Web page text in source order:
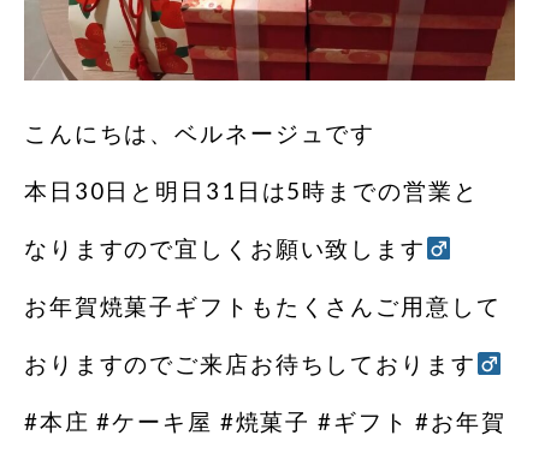
こんにちは、ベルネージュです
本日30日と明日31日は5時までの営業と
なりますので宜しくお願い致します‍
お年賀焼菓子ギフトもたくさんご用意して
おりますのでご来店お待ちしております‍
#本庄 #ケーキ屋 #焼菓子 #ギフト #お年賀